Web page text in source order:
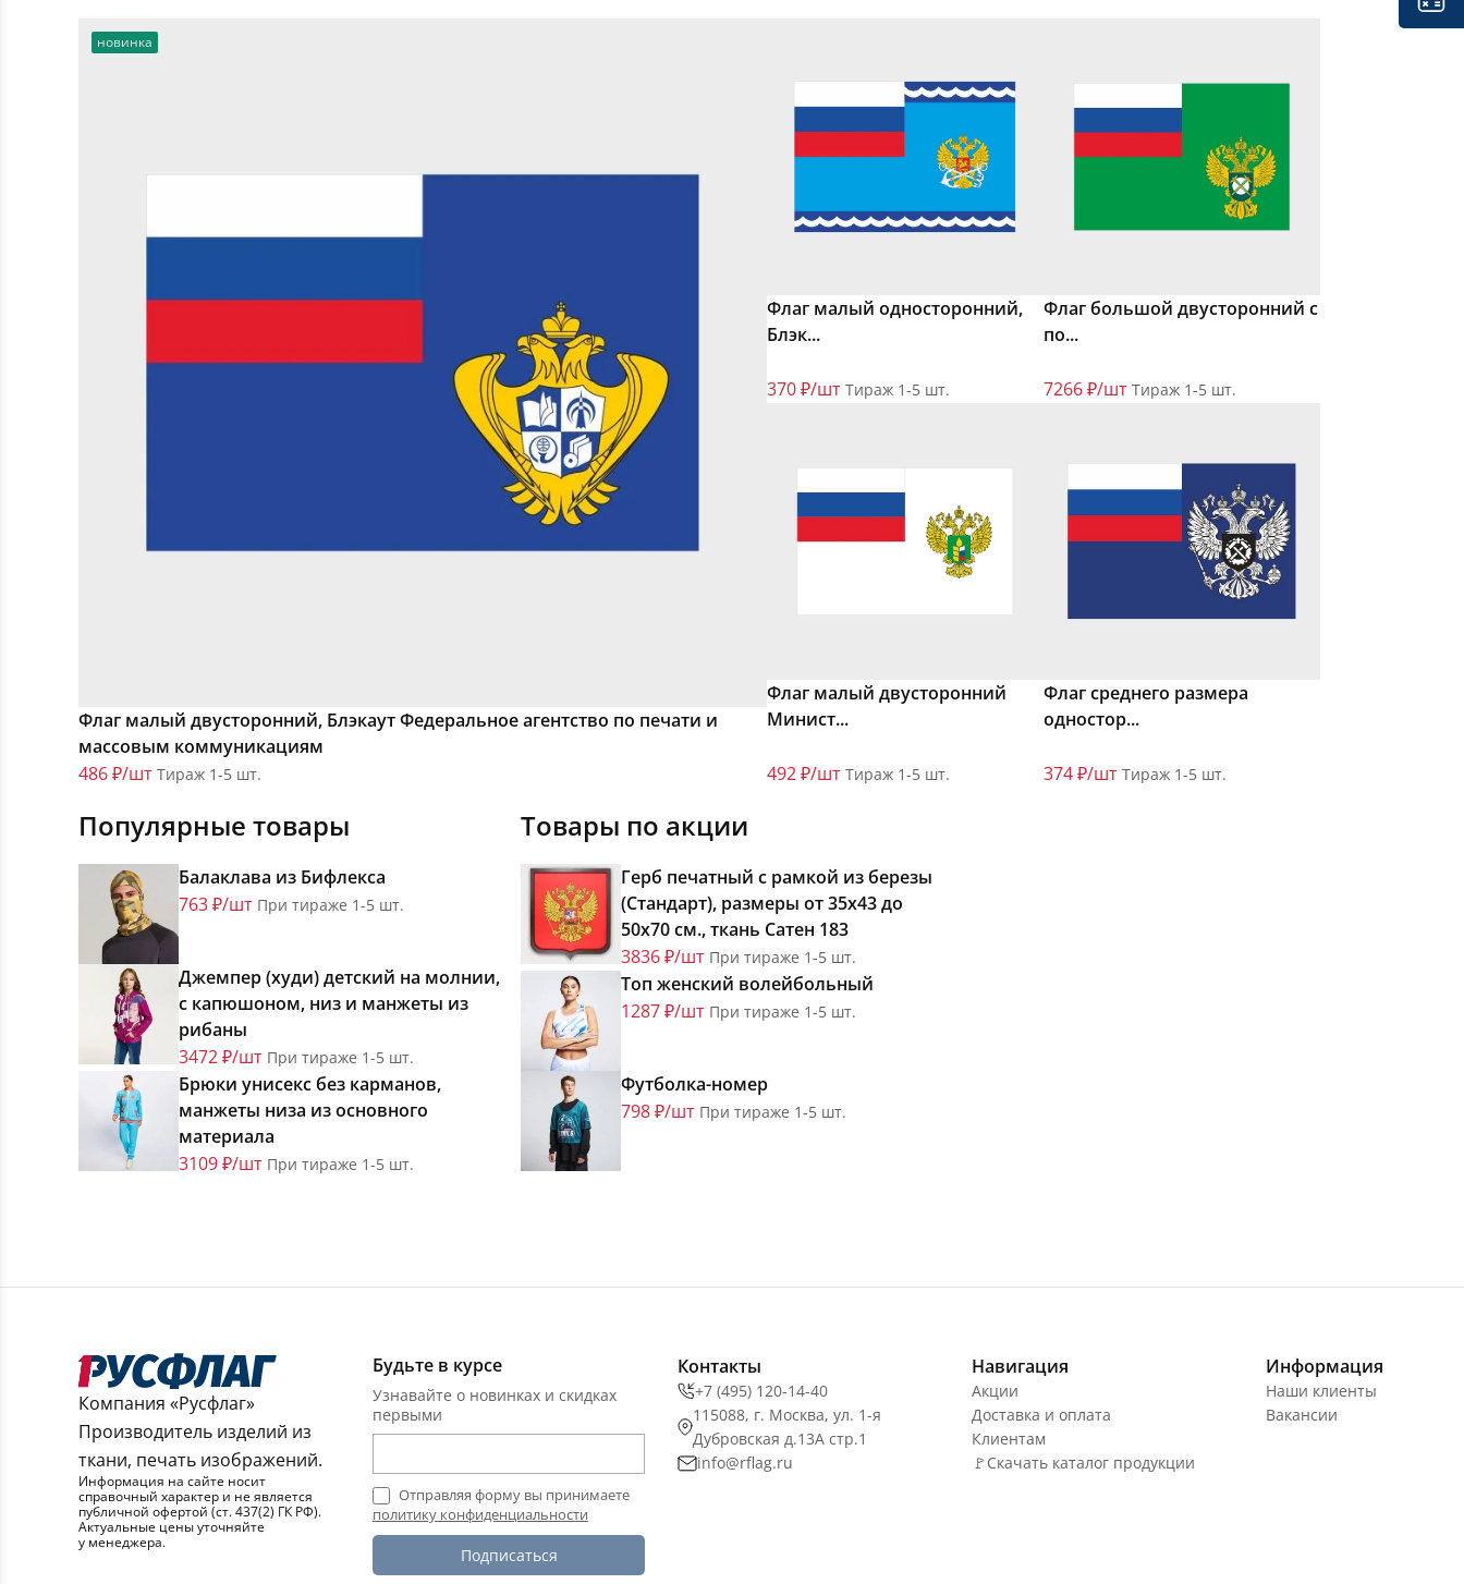
новинка
Флаг малый двусторонний, Блэкаут Федеральное агентство по печати и
массовым коммуникациям
486 ₽/шт Тираж 1-5 шт.
Флаг малый односторонний,
Блэк...
370 ₽/шт Тираж 1-5 шт.
Флаг большой двусторонний с
по...
7266 ₽/шт Тираж 1-5 шт.
Флаг малый двусторонний
Минист...
492 ₽/шт Тираж 1-5 шт.
Флаг среднего размера
одностор...
374 ₽/шт Тираж 1-5 шт.
Популярные товары
Балаклава из Бифлекса
763 ₽/шт При тираже 1-5 шт.
Джемпер (худи) детский на молнии,
с капюшоном, низ и манжеты из
рибаны
3472 ₽/шт При тираже 1-5 шт.
Брюки унисекс без карманов,
манжеты низа из основного
материала
3109 ₽/шт При тираже 1-5 шт.
Товары по акции
Герб печатный с рамкой из березы
(Стандарт), размеры от 35х43 до
50х70 см., ткань Сатен 183
3836 ₽/шт При тираже 1-5 шт.
Топ женский волейбольный
1287 ₽/шт При тираже 1-5 шт.
Футболка-номер
798 ₽/шт При тираже 1-5 шт.
Компания «Русфлаг»
Производитель изделий из
ткани, печать изображений.
Информация на сайте носит
справочный характер и не является
публичной офертой (ст. 437(2) ГК РФ).
Актуальные цены уточняйте
у менеджера.
Будьте в курсе
Узнавайте о новинках и скидках
первыми
Отправляя форму вы принимаете
политику конфиденциальности
Подписаться
Контакты
+7 (495) 120-14-40
115088, г. Москва, ул. 1-я
Дубровская д.13А стр.1
info@rflag.ru
Навигация
Акции
Доставка и оплата
Клиентам
🚩Скачать каталог продукции
Информация
Наши клиенты
Вакансии